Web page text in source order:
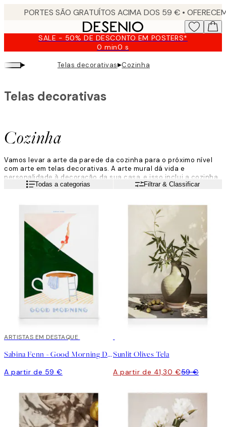
SALE - 50% DE DESCONTO EM POSTERS*
0 min0 s
Válido
até:
2026-
▸ Telas decorativas▸Cozinha
Cozinha
Telas decorativas
Vamos levar a arte da parede da cozinha para o próximo nível
com arte em telas decorativas. A arte mural dá vida e
personalidade à decoração da sua casa, e isso inclui a cozinha.
Explore uma vasta gama de fotografias, ilustrações e telas
favorita, temos a certeza de que o encontrará aqui. Vamos
começar a decorar a cozinha!
Leia maisTodas a categorias Filtrar & Classificar
ARTISTAS EM DESTAQUE
Sabina Fenn - Good Morning Dive Tela
A partir de 59 €
Sunlit Olives Tela
A partir de 41,30 €59 €